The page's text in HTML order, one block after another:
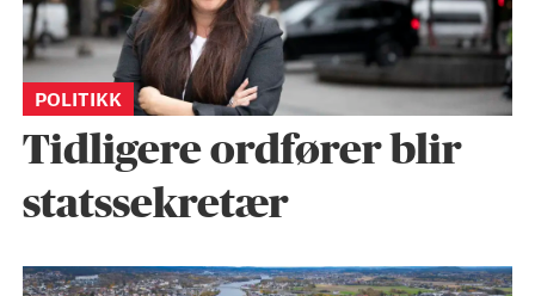
POLITIKK
Tidligere ordfører blir
statssekretær